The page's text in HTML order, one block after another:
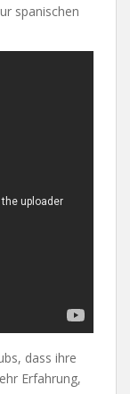
spanischen
dass ihre
Erfahrung,